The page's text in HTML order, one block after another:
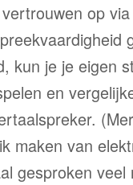
op
kun je je eigen
en
maken van
gesproken veel